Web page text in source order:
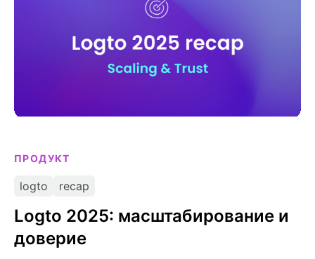
ПРОДУКТ
logto recap
Logto 2025: масштабирование и
доверие